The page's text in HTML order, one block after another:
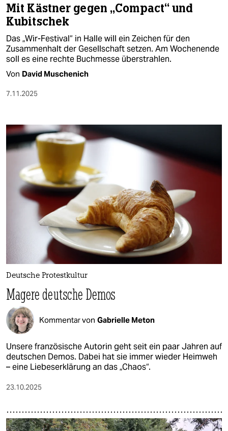
Mit Kästner gegen „Compact“ und
Kubitschek
Das „Wir-Festival“ in Halle will ein Zeichen für den
Zusammenhalt der Gesellschaft setzen. Am Wochenende
soll es eine rechte Buchmesse überstrahlen.
Von David Muschenich
7.11.2025
Deutsche Protestkultur
Magere deutsche Demos
Kommentar von Gabrielle Meton
Unsere französische Autorin geht seit ein paar Jahren auf
deutschen Demos. Dabei hat sie immer wieder Heimweh
– eine Liebeserklärung an das „Chaos“.
23.10.2025